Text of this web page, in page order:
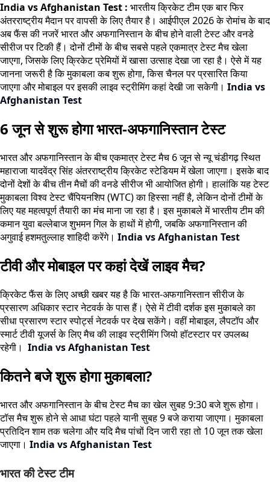
India vs Afghanistan Test : भारतीय क्रिकेट टीम एक बार फिर
अंतरराष्ट्रीय मैदान पर वापसी के लिए तैयार है। आईपीएल 2026 के रोमांच के बाद
अब फैंस की नजरें भारत और अफगानिस्तान के बीच होने वाली टेस्ट और वनडे
सीरीज पर टिकी हैं। दोनों टीमों के बीच सबसे पहले एकमात्र टेस्ट मैच खेला
जाएगा, जिसके लिए क्रिकेट प्रेमियों में खासा उत्साह देखा जा रहा है। ऐसे में यह
जानना जरूरी है कि मुकाबला कब शुरू होगा, किस चैनल पर प्रसारित किया
जाएगा और मोबाइल पर इसकी लाइव स्ट्रीमिंग कहां देखी जा सकेगी। India vs
Afghanistan Test
6 जून से शुरू होगा भारत-अफगानिस्तान टेस्ट
भारत और अफगानिस्तान के बीच एकमात्र टेस्ट मैच 6 जून से न्यू चंडीगढ़ स्थित
महाराजा यादवेंद्र सिंह अंतरराष्ट्रीय क्रिकेट स्टेडियम में खेला जाएगा। इसके बाद
दोनों देशों के बीच तीन मैचों की वनडे सीरीज भी आयोजित होगी। हालांकि यह टेस्ट
मुकाबला विश्व टेस्ट चैंपियनशिप (WTC) का हिस्सा नहीं है, लेकिन दोनों टीमों के
लिए यह महत्वपूर्ण तैयारी का मंच माना जा रहा है। इस मुकाबले में भारतीय टीम की
कमान युवा बल्लेबाज शुभमन गिल के हाथों में होगी, जबकि अफगानिस्तान की
अगुवाई हशमतुल्लाह शाहिदी करेंगे। India vs Afghanistan Test
टीवी और मोबाइल पर कहां देखें लाइव मैच?
क्रिकेट फैंस के लिए अच्छी खबर यह है कि भारत-अफगानिस्तान सीरीज के
प्रसारण अधिकार स्टार नेटवर्क के पास हैं। ऐसे में टीवी दर्शक इस मुकाबले का
सीधा प्रसारण स्टार स्पोर्ट्स नेटवर्क पर देख सकेंगे। वहीं मोबाइल, लैपटॉप और
स्मार्ट टीवी यूजर्स के लिए मैच की लाइव स्ट्रीमिंग जियो हॉटस्टार पर उपलब्ध
रहेगी। India vs Afghanistan Test
कितने बजे शुरू होगा मुकाबला?
भारत और अफगानिस्तान के बीच टेस्ट मैच का खेल सुबह 9:30 बजे शुरू होगा।
टॉस मैच शुरू होने से आधा घंटा पहले यानी सुबह 9 बजे कराया जाएगा। मुकाबला
प्रतिदिन शाम तक चलेगा और यदि मैच पांचों दिन जारी रहा तो 10 जून तक खेला
जाएगा। India vs Afghanistan Test
भारत की टेस्ट टीम